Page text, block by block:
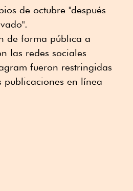
de octubre "después
de forma pública a
las redes sociales
fueron restringidas
publicaciones en línea